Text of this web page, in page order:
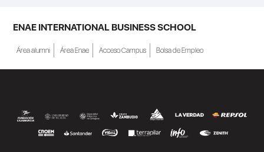
ENAE INTERNATIONAL BUSINESS SCHOOL
Área alumni Área Enae Acceso Campus Bolsa de Empleo